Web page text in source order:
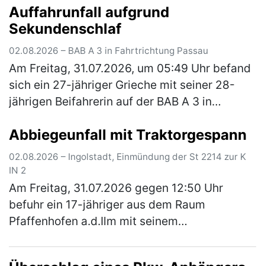
Kriminalpolizei Schwabach hat die
Ermittlungen zu… (mehr)
Auffahrunfall aufgrund
Sekundenschlaf
02.08.2026 – BAB A 3 in Fahrtrichtung Passau
Am Freitag, 31.07.2026, um 05:49 Uhr befand
sich ein 27-jähriger Grieche mit seiner 28-
jährigen Beifahrerin auf der BAB A 3 in
der Anschlussstelle Wörth-O…(mehr)
Abbiegeunfall mit Traktorgespann
02.08.2026 – Ingolstadt, Einmündung der St 2214 zur K
IN 2
Am Freitag, 31.07.2026 gegen 12:50 Uhr
befuhr ein 17-jähriger aus dem Raum
Pfaffenhofen a.d.Ilm mit seinem